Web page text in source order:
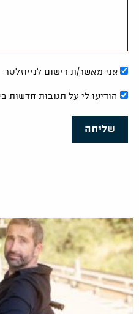
אני מאשר/ת רישום לנייוזלטר
הודיעו לי על תגובות חדשות
שליחה